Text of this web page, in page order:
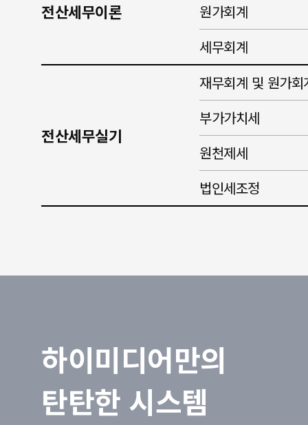
전산세무이론
원가회계
세무회계
전산세무실기
재무회계 및 원가회
부가가치세
원천제세
법인세조정
하이미디어만의
탄탄한 시스템